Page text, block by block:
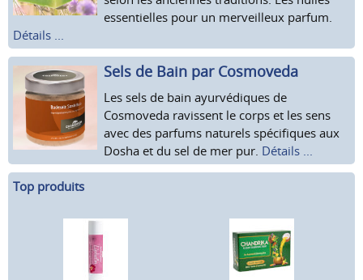
essentielles pour un merveilleux parfum.
Détails ...
Sels de Bain par Cosmoveda
Les sels de bain ayurvédiques de
Cosmoveda ravissent le corps et les sens
avec des parfums naturels spécifiques aux
Dosha et du sel de mer pur. Détails ...
Top produits